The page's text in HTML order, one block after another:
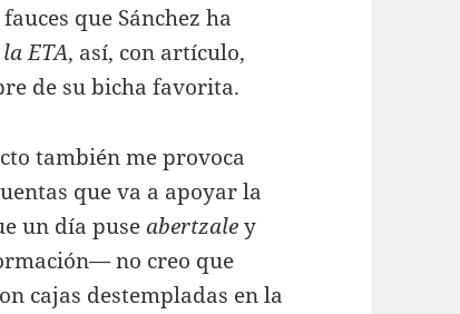
que Sánchez ha
la ETA, así, con artículo,
de su bicha favorita.
también me provoca
que va a apoyar la
un día puseabertzaley
no creo que
cajas destempladas en la